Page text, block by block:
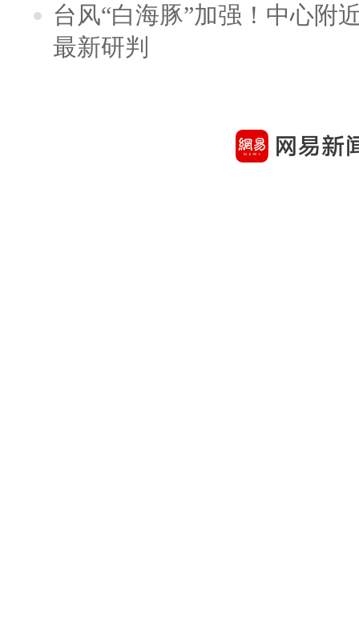
台风“白海豚”加强！中心附
最新研判